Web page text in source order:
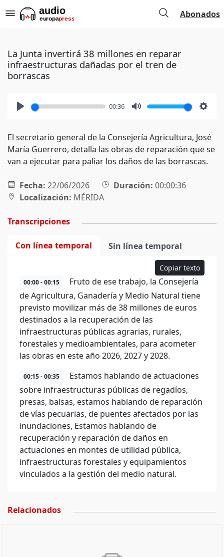
Abonados
La Junta invertirá 38 millones en reparar
infraestructuras dañadas por el tren de
borrascas
00:36
El secretario general de la Consejería Agricultura, José
María Guerrero, detalla las obras de reparación que se
van a ejecutar para paliar los daños de las borrascas.
Fecha: 22/06/2026 Duración: 00:00:36
Localización: MÉRIDA
Transcripciones
Con línea temporal Sin línea temporal
Copiar texto
00:00 - 00:15
Fruto de ese trabajo, la Consejería
de Agricultura, Ganadería y Medio Natural tiene
previsto movilizar más de 38 millones de euros
destinados a la recuperación de las
infraestructuras públicas agrarias, rurales,
forestales y medioambientales, para acometer
las obras en este año 2026, 2027 y 2028.
00:15 - 00:35
Estamos hablando de actuaciones
sobre infraestructuras públicas de regadíos,
presas, balsas, estamos hablando de reparación
de vías pecuarias, de puentes afectados por las
inundaciones, Estamos hablando de
recuperación y reparación de daños en
actuaciones en montes de utilidad pública,
infraestructuras forestales y equipamientos
vinculados a la gestión del medio natural.
Relacionados